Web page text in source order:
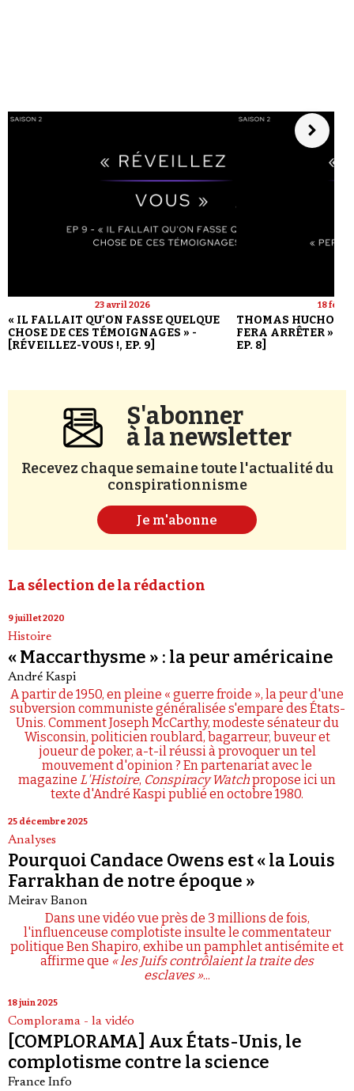
23 avril 2026
« IL FALLAIT QU'ON FASSE QUELQUE
CHOSE DE CES TÉMOIGNAGES » -
[RÉVEILLEZ-VOUS !, EP. 9]
18
THOMAS HUCHON :
FERA ARRÊTER » -
EP. 8]
S'abonner
à la newsletter
Recevez chaque semaine toute l'actualité du
conspirationnisme
Je m'abonne
La sélection de la rédaction
9 juillet 2020
Histoire
« Maccarthysme » : la peur américaine
André Kaspi
A partir de 1950, en pleine « guerre froide », la peur d'une
subversion communiste généralisée s'empare des États-
Unis. Comment Joseph McCarthy, modeste sénateur du
Wisconsin, politicien roublard, bagarreur, buveur et
joueur de poker, a-t-il réussi à provoquer un tel
mouvement d'opinion ? En partenariat avec le
magazine L'Histoire, Conspiracy Watchpropose ici un
texte d'André Kaspi publié en octobre 1980.
25 décembre 2025
Analyses
Pourquoi Candace Owens est « la Louis
Farrakhan de notre époque »
Meirav Banon
Dans une vidéo vue près de 3 millions de fois,
l'influenceuse complotiste insulte le commentateur
politique Ben Shapiro, exhibe un pamphlet antisémite et
affirme que « les Juifs contrôlaient la traite des
esclaves »...
18 juin 2025
Complorama - la vidéo
[COMPLORAMA] Aux États-Unis, le
complotisme contre la science
France Info